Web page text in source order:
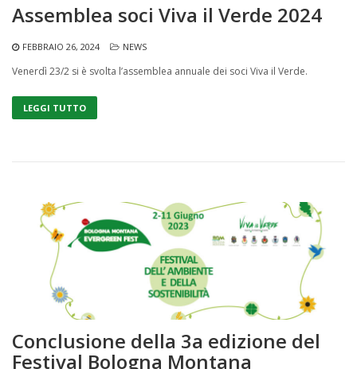
Assemblea soci Viva il Verde 2024
FEBBRAIO 26, 2024 NEWS
Venerdì 23/2 si è svolta l’assemblea annuale dei soci Viva il Verde.
LEGGI TUTTO
Conclusione della 3a edizione del
Festival Bologna Montana